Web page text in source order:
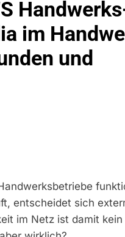
Verurteilung Wegen
Gesuchtes
Auslieferungshaftbefehl
Zu Den
An
Zeugen
Zigaretten In Fahrzeug
Und Einleitung
im
und
entscheidet sich
im Netz ist damit kein